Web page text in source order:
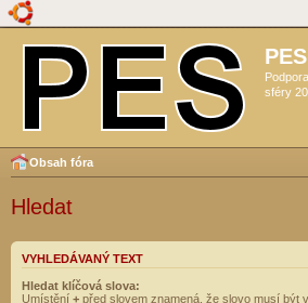
PES
sféry
Obsah fóra
Hledat
VYHLEDÁVANÝ TEXT
Hledat klíčová slova:
Umístění + před slovem znamená, že slovo musí být